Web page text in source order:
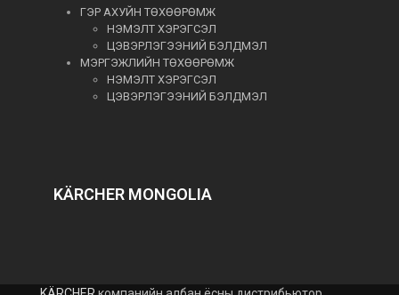
ГЭР АХУЙН ТӨХӨӨРӨМЖ
НЭМЭЛТ ХЭРЭГСЭЛ
ЦЭВЭРЛЭГЭЭНИЙ БЭЛДМЭЛ
МЭРГЭЖЛИЙН ТӨХӨӨРӨМЖ
НЭМЭЛТ ХЭРЭГСЭЛ
ЦЭВЭРЛЭГЭЭНИЙ БЭЛДМЭЛ
KÄRCHER MONGOLIA